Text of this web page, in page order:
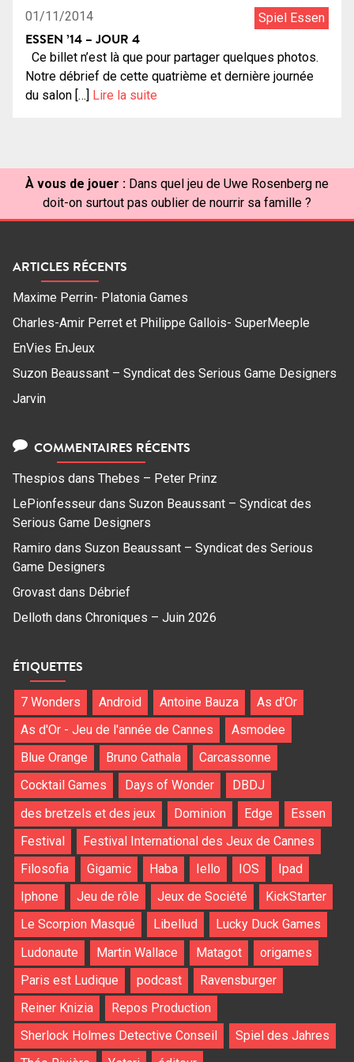
01/11/2014 Spiel Essen
ESSEN ’14 – JOUR 4
Ce billet n’est là que pour partager quelques photos.
Notre débrief de cette quatrième et dernière journée
du salon […] Lire la suite
À vous de jouer : Dans quel jeu de Uwe Rosenberg ne
doit-on surtout pas oublier de nourrir sa famille ?
ARTICLES RÉCENTS
Maxime Perrin- Platonia Games
Charles-Amir Perret et Philippe Gallois- SuperMeeple
EnVies EnJeux
Suzon Beaussant – Syndicat des Serious Game Designers
Jarvin
COMMENTAIRES RÉCENTS
Thespios dans Thebes – Peter Prinz
LePionfesseur dans Suzon Beaussant – Syndicat des
Serious Game Designers
Ramiro dans Suzon Beaussant – Syndicat des Serious
Game Designers
Grovast dans Débrief
Delloth dans Chroniques – Juin 2026
ÉTIQUETTES
7 Wonders Android Antoine Bauza
As d'Or
As d'Or - Jeu de l'année de Cannes
Asmodee
Blue Orange
Bruno Cathala
Carcassonne
Cocktail Games
Days of Wonder
DBDJ
des bretzels et des jeux
Dominion Edge
Essen
Festival
Festival International des Jeux de Cannes
Filosofia
Gigamic Haba Iello IOS
Ipad
Iphone
Jeu de rôle Jeux de Société
KickStarter
Le Scorpion Masqué
Libellud
Lucky Duck Games
Ludonaute
Martin Wallace Matagot
origames
Paris est Ludique
podcast
Ravensburger
Reiner Knizia
Repos Production
Sherlock Holmes Detective Conseil
Spiel des Jahres